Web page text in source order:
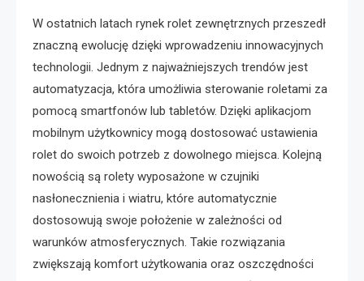
W ostatnich latach rynek rolet zewnętrznych przeszedł
znaczną ewolucję dzięki wprowadzeniu innowacyjnych
technologii. Jednym z najważniejszych trendów jest
automatyzacja, która umożliwia sterowanie roletami za
pomocą smartfonów lub tabletów. Dzięki aplikacjom
mobilnym użytkownicy mogą dostosować ustawienia
rolet do swoich potrzeb z dowolnego miejsca. Kolejną
nowością są rolety wyposażone w czujniki
nasłonecznienia i wiatru, które automatycznie
dostosowują swoje położenie w zależności od
warunków atmosferycznych. Takie rozwiązania
zwiększają komfort użytkowania oraz oszczędności